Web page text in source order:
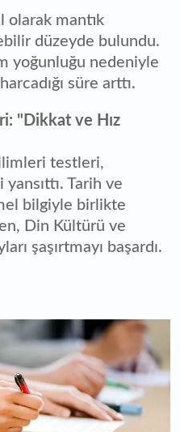
olarak mantık
düzeyde bulundu.
yoğunluğu nedeniyle
süre arttı.
"Dikkat ve Hız
testleri,
Tarih ve
bilgiyle birlikte
Din Kültürü ve
şaşırtmayı başardı.